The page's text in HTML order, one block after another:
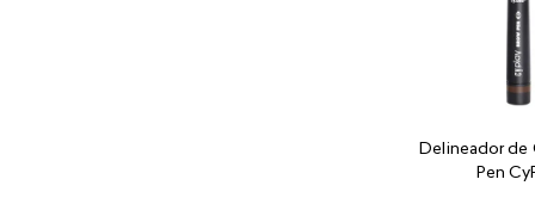
Delineador de
Pen